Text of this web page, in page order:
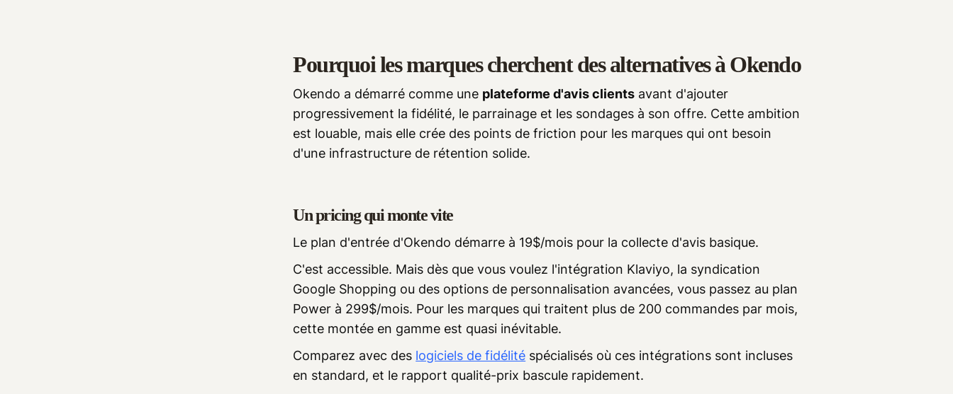
Pourquoi les marques cherchent des alternatives à Okendo
Okendo a démarré comme une plateforme d'avis clients avant d'ajouter
progressivement la fidélité, le parrainage et les sondages à son offre. Cette ambition
est louable, mais elle crée des points de friction pour les marques qui ont besoin
d'une infrastructure de rétention solide.
Un pricing qui monte vite
Le plan d'entrée d'Okendo démarre à 19$/mois pour la collecte d'avis basique.
C'est accessible. Mais dès que vous voulez l'intégration Klaviyo, la syndication
Google Shopping ou des options de personnalisation avancées, vous passez au plan
Power à 299$/mois. Pour les marques qui traitent plus de 200 commandes par mois,
cette montée en gamme est quasi inévitable.
Comparez avec des logiciels de fidélité spécialisés où ces intégrations sont incluses
en standard, et le rapport qualité-prix bascule rapidement.